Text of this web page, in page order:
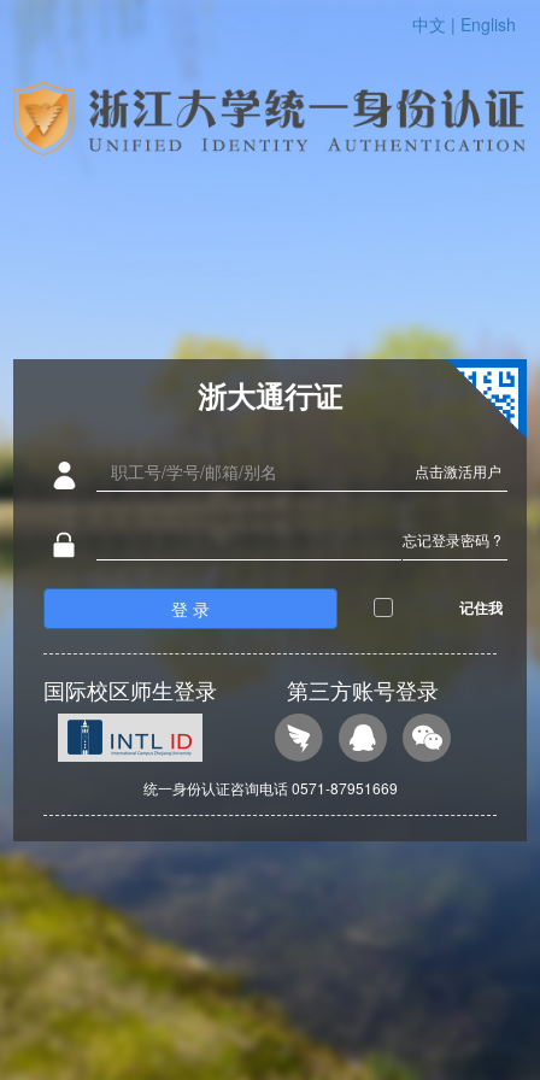
中文 | English
浙大通行证
点击激活用户
忘记登录密码 ?
登 录 记住我
国际校区师生登录 第三方账号登录
统一身份认证咨询电话 0571-87951669